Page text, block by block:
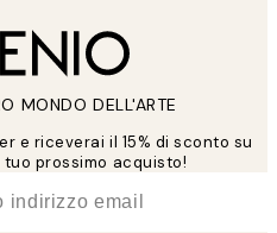
MONDO DELL'ARTE
e riceverai il 15% di sconto su
prossimo acquisto!